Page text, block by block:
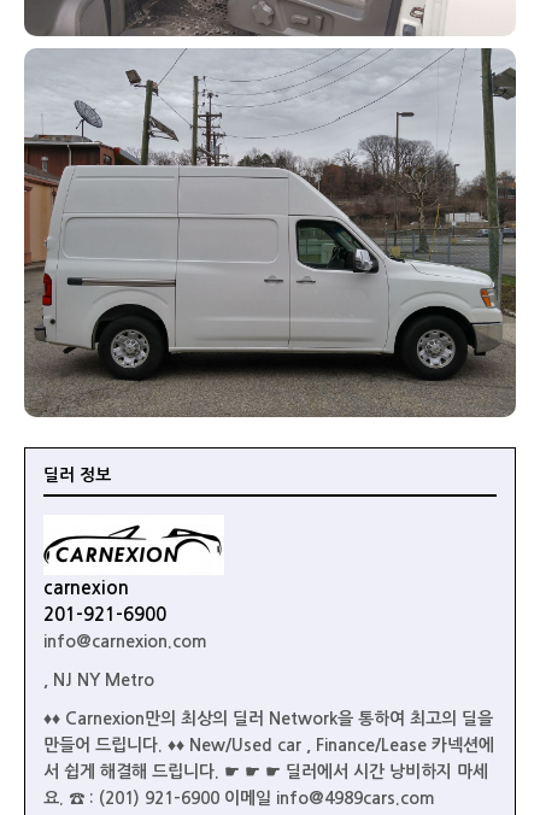
딜러 정보
carnexion
201-921-6900
info@carnexion.com
, NJ NY Metro
♦♦ Carnexion만의 최상의 딜러 Network을 통하여 최고의 딜을
만들어 드립니다. ♦♦ New/Used car , Finance/Lease 카넥션에
서 쉽게 해결해 드립니다. ☛ ☛ ☛ 딜러에서 시간 낭비하지 마세
요. ☎ : (201) 921-6900 이메일 info@4989cars.com